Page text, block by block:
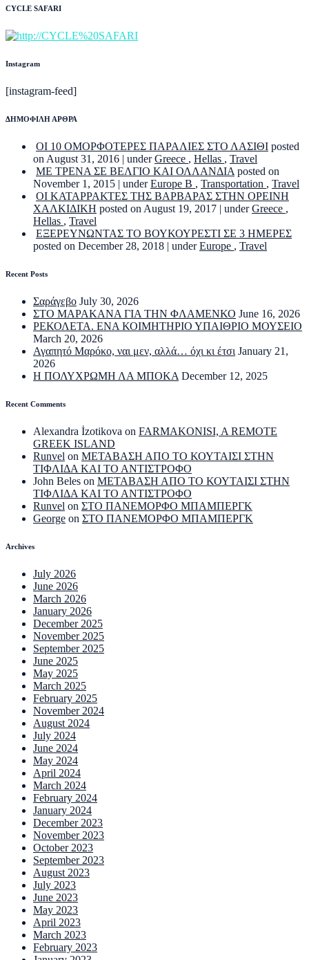
CYCLE SAFARI
Instagram
[instagram-feed]
ΔΗΜΟΦΙΛΗ ΑΡΘΡΑ
ΟΙ 10 ΟΜΟΡΦΟΤΕΡΕΣ ΠΑΡΑΛΙΕΣ ΣΤΟ ΛΑΣΙΘΙ posted
on August 31, 2016 | underGreece , Hellas , Travel
ΜΕ ΤΡΕΝΑ ΣΕ ΒΕΛΓΙΟ ΚΑΙ ΟΛΛΑΝΔΙΑ posted on
November 1, 2015 | underEurope B , Transportation , Travel
ΟΙ ΚΑΤΑΡΡΑΚΤΕΣ ΤΗΣ ΒΑΡΒΑΡΑΣ ΣΤΗΝ ΟΡΕΙΝΗ
ΧΑΛΚΙΔΙΚΗ posted on August 19, 2017 | underGreece ,
Hellas , Travel
ΕΞΕΡΕΥΝΩΝΤΑΣ ΤΟ ΒΟΥΚΟΥΡΕΣΤΙ ΣΕ 3 ΗΜΕΡΕΣ
posted on December 28, 2018 | underEurope , Travel
Recent Posts
Σαράγεβο July 30, 2026
ΣΤΟ ΜΑΡΑΚΑΝΑ ΓΙΑ ΤΗΝ ΦΛΑΜΕΝΚΟ June 16, 2026
ΡΕΚΟΛΕΤΑ. ΕΝΑ ΚΟΙΜΗΤΗΡΙΟ ΥΠΑΙΘΡΙΟ ΜΟΥΣΕΙΟ
March 20, 2026
Αγαπητό Μαρόκο, ναι μεν, αλλά… όχι κι έτσι January 21,
2026
Η ΠΟΛΥΧΡΩΜΗ ΛΑ ΜΠΟΚΑ December 12, 2025
Recent Comments
Alexandra İzotikova on FARMAKONISI, A REMOTE
GREEK ISLAND
Runvel on ΜΕΤΑΒΑΣΗ ΑΠΟ ΤΟ ΚΟΥΤΑΙΣΙ ΣΤΗΝ
ΤΙΦΛΙΔΑ ΚΑΙ ΤΟ ΑΝΤΙΣΤΡΟΦΟ
John Beles on ΜΕΤΑΒΑΣΗ ΑΠΟ ΤΟ ΚΟΥΤΑΙΣΙ ΣΤΗΝ
ΤΙΦΛΙΔΑ ΚΑΙ ΤΟ ΑΝΤΙΣΤΡΟΦΟ
Runvel on ΣΤΟ ΠΑΝΕΜΟΡΦΟ ΜΠΑΜΠΕΡΓΚ
George on ΣΤΟ ΠΑΝΕΜΟΡΦΟ ΜΠΑΜΠΕΡΓΚ
Archives
July 2026
June 2026
March 2026
January 2026
December 2025
November 2025
September 2025
June 2025
May 2025
March 2025
February 2025
November 2024
August 2024
July 2024
June 2024
May 2024
April 2024
March 2024
February 2024
January 2024
December 2023
November 2023
October 2023
September 2023
August 2023
July 2023
June 2023
May 2023
April 2023
March 2023
February 2023